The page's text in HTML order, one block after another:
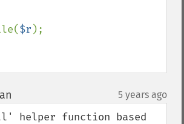
while(
$r );
5 years ago
helper function based